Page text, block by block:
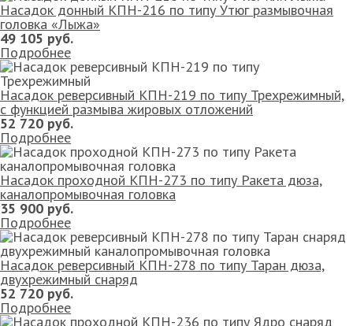
Насадок донный КПН-216 по типу Утюг размывочная
головка «Лыжа»
49 105 руб.
Подробнее
Насадок реверсивный КПН-219 по типу Трехрежимный,
с функцией размыва жировых отложений
52 720 руб.
Подробнее
Насадок проходной КПН-273 по типу Ракета дюза,
каналопромывочная головка
35 900 руб.
Подробнее
Насадок реверсивный КПН-278 по типу Таран дюза,
двухрежимный снаряд
52 720 руб.
Подробнее